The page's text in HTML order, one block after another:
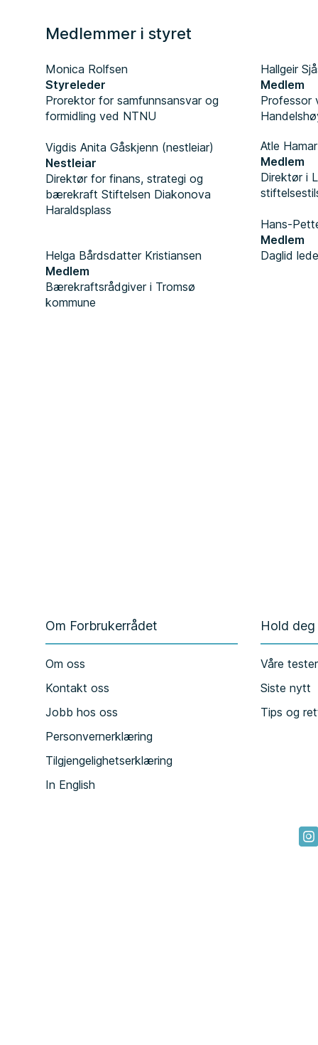
Medlemmer i styret
Monica Rolfsen
Styreleder
Prorektor for samfunnsansvar og
formidling ved NTNU
Vigdis Anita Gåskjenn (nestleiar)
Nestleiar
Direktør for finans, strategi og
bærekraft Stiftelsen Diakonova
Haraldsplass
Helga Bårdsdatter Kristiansen
Medlem
Bærekraftsrådgiver i Tromsø
kommune
Hallgeir
Medlem
Professor
Atle Hamar
Medlem
Direktør i
Hans-
Medlem
Daglid
Om Forbrukerrådet
Om oss
Kontakt oss
Jobb hos oss
Personvernerklæring
Tilgjengelighetserklæring
In English
Hold
Våre tester
Siste nytt
Tips og